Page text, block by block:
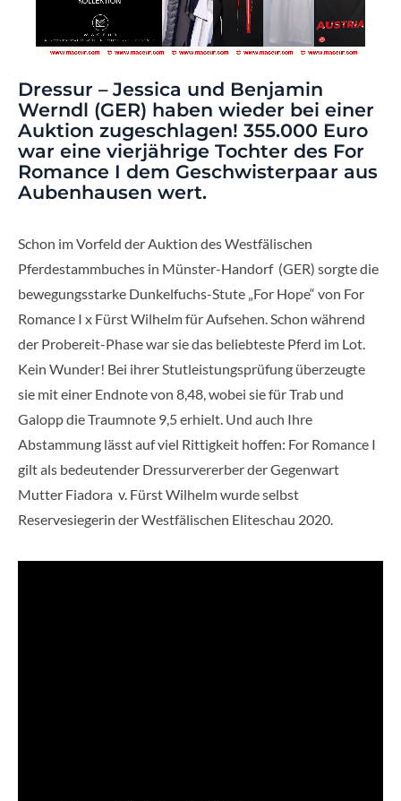
Dressur – Jessica und Benjamin
Werndl (GER) haben wieder bei einer
Auktion zugeschlagen! 355.000 Euro
war eine vierjährige Tochter des For
Romance I dem Geschwisterpaar aus
Aubenhausen wert.
Schon im Vorfeld der Auktion des Westfälischen
Pferdestammbuches in Münster-Handorf (GER) sorgte die
bewegungsstarke Dunkelfuchs-Stute „For Hope“ von For
Romance I x Fürst Wilhelm für Aufsehen. Schon während
der Probereit-Phase war sie das beliebteste Pferd im Lot.
Kein Wunder! Bei ihrer Stutleistungsprüfung überzeugte
sie mit einer Endnote von 8,48, wobei sie für Trab und
Galopp die Traumnote 9,5 erhielt. Und auch Ihre
Abstammung lässt auf viel Rittigkeit hoffen: For Romance I
gilt als bedeutender Dressurvererber der Gegenwart
Mutter Fiadora v. Fürst Wilhelm wurde selbst
Reservesiegerin der Westfälischen Eliteschau 2020.